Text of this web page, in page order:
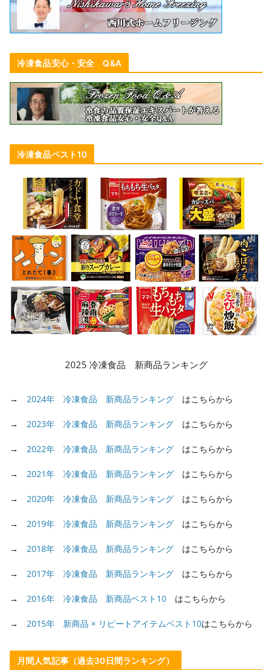
冷凍食品安心・安全 Q&A
冷凍食品ベスト10
2025 冷凍食品 新商品ランキング
→ 2024年 冷凍食品 新商品ランキング はこちらから
→ 2023年 冷凍食品 新商品ランキング はこちらから
→ 2022年 冷凍食品 新商品ランキング はこちらから
→ 2021年 冷凍食品 新商品ランキング はこちらから
→ 2020年 冷凍食品 新商品ランキング はこちらから
→ 2019年 冷凍食品 新商品ランキング はこちらから
→ 2018年 冷凍食品 新商品ランキング はこちらから
→ 2017年 冷凍食品 新商品ランキング はこちらから
→ 2016年 冷凍食品 新商品ベスト10 はこちらから
→ 2015年 新商品 × リピートアイテムベスト10はこちらから
月間人気記事（過去30日間ランキング）